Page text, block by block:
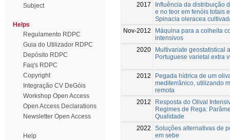
Subject
Helps
Regulamento RDPC
Guia do Utilizador RDPC
Depósito RDPC
Faq's RDPC
Copyright
Integração CV DeGóis
Workshop Open Access
Open Access Declarations
Newsletter Open Access
Help
2017
Influência da distribuição
e no teor em fenóis totais
Spinacia oleracea
Nov-2012
Máquina para a colheita
intensivos
2020
Multivariate geostatistical
Portuguese varietal extra
2012
Pegada hídrica de um
mediterrânico, utilizando
remota
2012
Resposta do Olival
Regimes de Rega:
Qualidade
2022
Soluções alternativas de
em sebe